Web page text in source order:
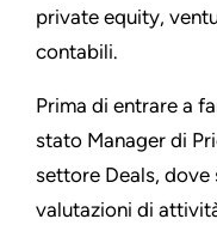
private equity,
contabili.
Prima di entrare a
stato Manager di
settore Deals,
valutazioni di